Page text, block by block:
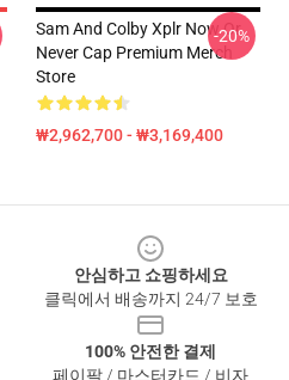
Sam And Colby Xplr Now Or
Never Cap Premium Merch
Store
₩2,962,700 - ₩3,169,400
-20%
안심하고 쇼핑하세요
클릭에서 배송까지 24/7 보호
100% 안전한 결제
페이팔 / 마스터카드 / 비자